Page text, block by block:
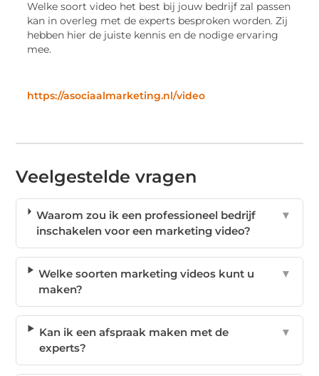
Welke soort video het best bij jouw bedrijf zal passen
kan in overleg met de experts besproken worden. Zij
hebben hier de juiste kennis en de nodige ervaring
mee.
https://asociaalmarketing.nl/video
Veelgestelde vragen
Waarom zou ik een professioneel bedrijf
inschakelen voor een marketing video?
▼
Welke soorten marketing videos kunt u
maken?
▼
Kan ik een afspraak maken met de
experts?
▼